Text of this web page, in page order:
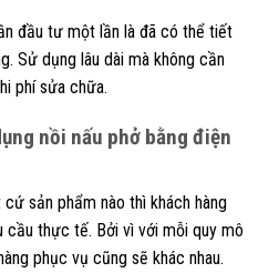
đầu tư một lần là đã có thể tiết
Sử dụng lâu dài mà không cần
phí sửa chữa.
nồi nấu phở bằng điện
sản phẩm nào thì khách hàng
cầu thực tế. Bởi vì với mỗi quy mô
phục vụ cũng sẽ khác nhau.